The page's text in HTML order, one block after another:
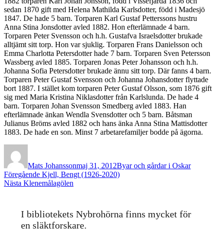
sedan 1870 gift med Helena Mathilda Karlsdotter, född i Madesjö
1847. De hade 5 barn. Torparen Karl Gustaf Petterssons hustru
Anna Stina Jonsdotter avled 1882. Hon efterlämnade 4 barn.
Torparen Peter Svensson och h.h. Gustafva Israelsdotter brukade
alltjämt sitt torp. Hon var sjuklig. Torparen Frans Danielsson och
Emma Charlotta Petersdotter hade 7 barn. Torparen Sven Petersson
Wassberg avled 1885. Torparen Jonas Peter Johansson och h.h.
Johanna Sofia Petersdotter brukade ännu sitt torp. Där fanns 4 barn.
Torparen Peter Gustaf Svensson och Johanna Johansdotter flyttade
bort 1887. I stället kom torparen Peter Gustaf Olsson, som 1876 gift
sig med Maria Kristina Niklasdotter från Karlslunda. De hade 4
barn. Torparen Johan Svensson Smedberg avled 1883. Han
efterlämnade änkan Wendla Svensdotter och 5 barn. Båtsman
Julianus Bröms avled 1882 och hans änka Anna Stina Mattisdotter
1883. De hade en son. Minst 7 arbetarefamiljer bodde på ägorna.
Mats Johanssonmaj 31, 2012Byar och gårdar i Oskar
Inläggsnavigering
Föregående Föregående
inlägg:
Kjell, Bengt (1926-2020)
Nästa Nästa
Klenemålagölen
I bibliotekets Nybrohörna finns mycket för
en släktforskare.